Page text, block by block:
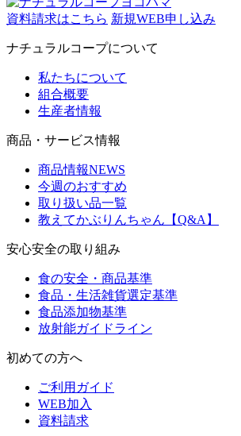
資料請求はこちら 新規WEB申し込み
ナチュラルコープについて
私たちについて
組合概要
生産者情報
商品・サービス情報
商品情報NEWS
今週のおすすめ
取り扱い品一覧
教えてかぶりんちゃん【Q&A】
安心安全の取り組み
食の安全・商品基準
食品・生活雑貨選定基準
食品添加物基準
放射能ガイドライン
初めての方へ
ご利用ガイド
WEB加入
資料請求